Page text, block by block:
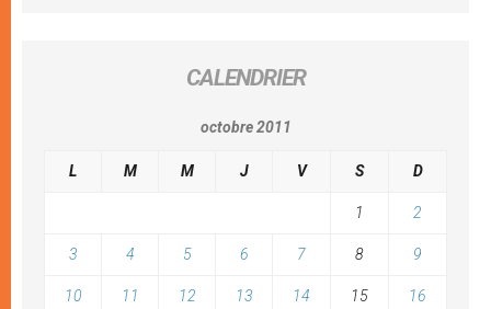
CALENDRIER
octobre 2011
L M M J V S D
1 2
3 4 5 6 7 8 9
10 11 12 13 14 15 16